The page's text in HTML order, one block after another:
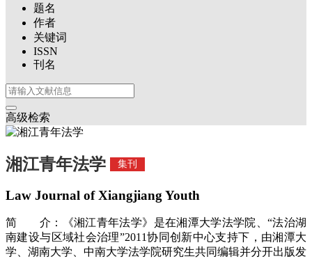
题名
作者
关键词
ISSN
刊名
高级检索
湘江青年法学 集刊
Law Journal of Xiangjiang Youth
简 介：《湘江青年法学》是在湘潭大学法学院、“法治湖
南建设与区域社会治理”2011协同创新中心支持下，由湘潭大
学、湖南大学、中南大学法学院研究生共同编辑并分开出版发